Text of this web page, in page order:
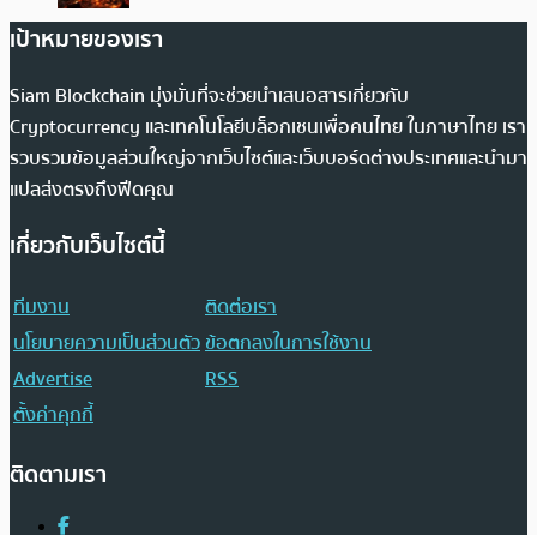
เป้าหมายของเรา
Siam Blockchain มุ่งมั่นที่จะช่วยนำเสนอสารเกี่ยวกับ
Cryptocurrency และเทคโนโลยีบล็อกเชนเพื่อคนไทย ในภาษาไทย เรา
รวบรวมข้อมูลส่วนใหญ่จากเว็บไซต์และเว็บบอร์ดต่างประเทศและนำมา
แปลส่งตรงถึงฟีดคุณ
เกี่ยวกับเว็บไซต์นี้
ทีมงาน
ติดต่อเรา
นโยบายความเป็นส่วนตัวข้อตกลงในการใช้งาน
Advertise
RSS
ตั้งค่าคุกกี้
ติดตามเรา